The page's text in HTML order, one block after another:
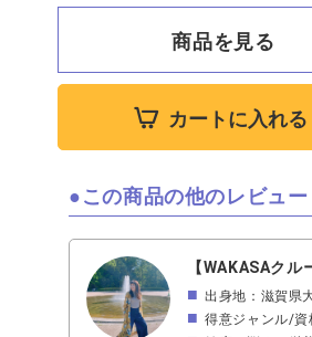
商品を見る
カートに入れる
この商品の他のレビュー
【WAKASAク
出身地：滋賀県
得意ジャンル/資